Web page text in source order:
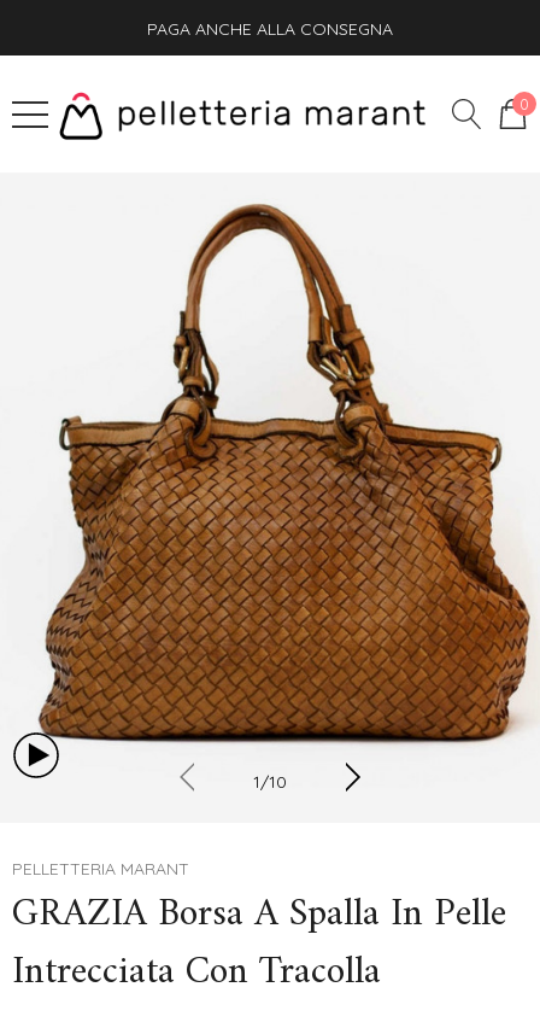
PAGA ANCHE ALLA CONSEGNA
SPEDIZIONE GRATIS + OMAGGIO SU OGNI ORDINE
0
1/10
PELLETTERIA MARANT
GRAZIA Borsa A Spalla In Pelle
Intrecciata Con Tracolla